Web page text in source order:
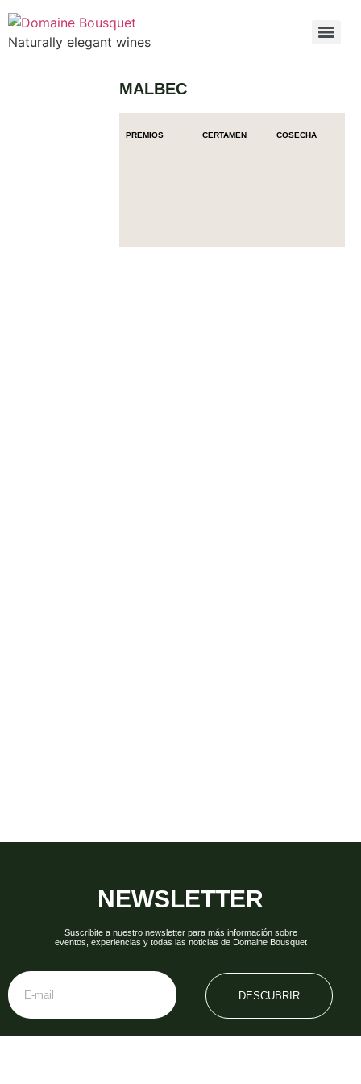
Naturally elegant wines
MALBEC
PREMIOS CERTAMEN COSECHA
NEWSLETTER
Suscribite a nuestro newsletter para más información sobre
eventos, experiencias y todas las noticias de Domaine Bousquet
DESCUBRIR